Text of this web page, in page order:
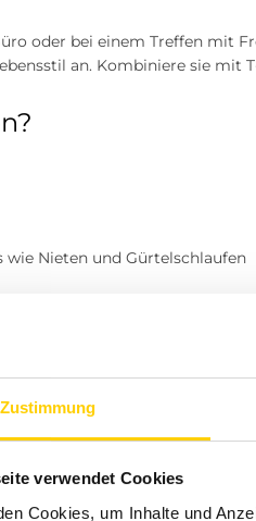
Zustimmung
verwendet Cookies
Cookies, um Inhalte und
oder bei einem Treffen mit
an. Kombiniere sie mit
Nieten und Gürtelschlaufen
Deutschlands. Sollte
von 30 Tagen nach dem
Stil dieser unverzichtbaren
anprobieren? Besuche einen